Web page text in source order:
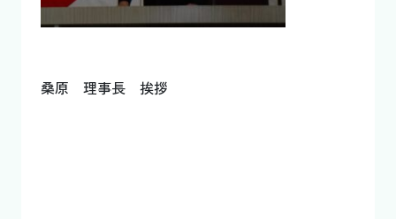
桑原 理事長 挨拶